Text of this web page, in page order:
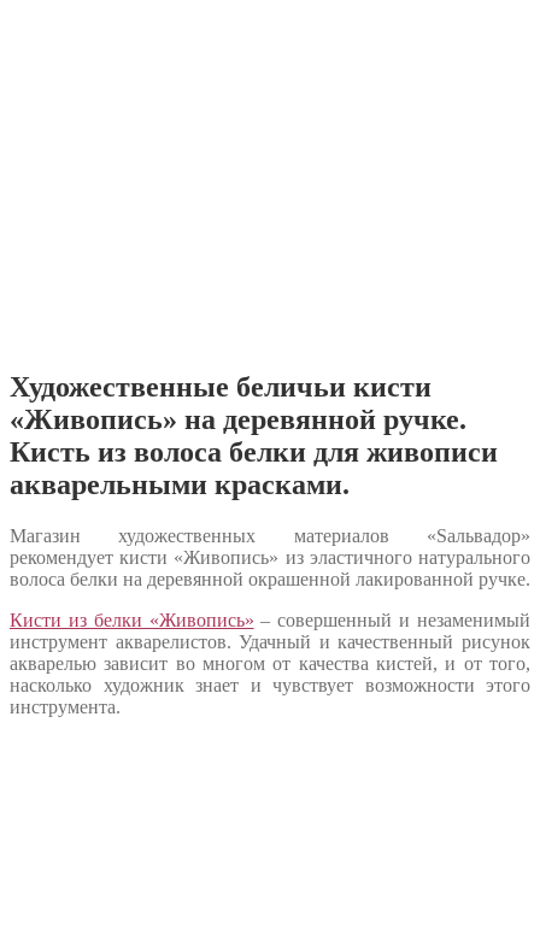
Художественные беличьи кисти
«Живопись» на деревянной ручке.
Кисть из волоса белки для живописи
акварельными красками.
Магазин художественных материалов «Sальвадор»
рекомендует кисти «Живопись» из эластичного натурального
волоса белки на деревянной окрашенной лакированной ручке.
Кисти из белки «Живопись» – совершенный и незаменимый
инструмент акварелистов. Удачный и качественный рисунок
акварелью зависит во многом от качества кистей, и от того,
насколько художник знает и чувствует возможности этого
инструмента.